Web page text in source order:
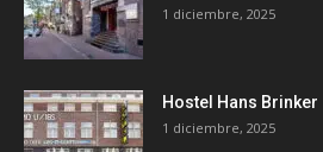
1 diciembre, 2025
Hostel Hans Brinker
1 diciembre, 2025